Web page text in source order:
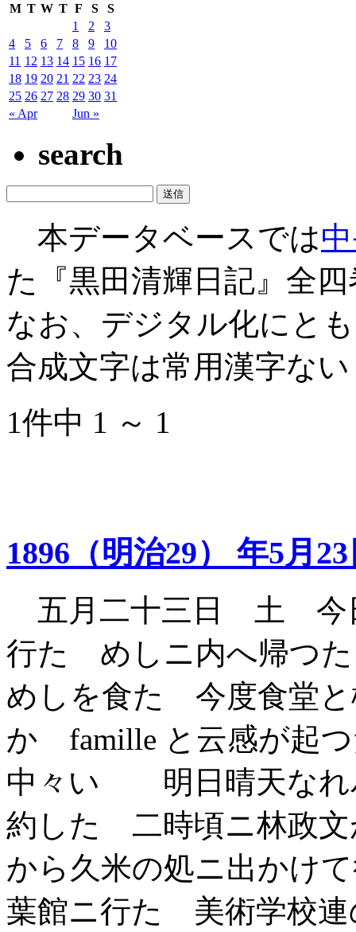
M T W T F S S
« Apr Jun »
1 2
3
4
5 6 7 8 9
10
11 12 13 14 15 16 17
18 19 20 21 22 23 24
25 26 27 28 29 30 31
search
本データベースでは
た『黒田清輝日記』全
なお、デジタル化にと
合成文字は常用漢字な
1件中 1 ～ 1
1896（明治29） 年5月
五月二十三日 土 今
行た めしニ内へ帰つた
めしを食た 今度食堂と
か famille と云感が起
中々いゝ 明日晴天なれ
約した 二時頃ニ林政
から久米の処ニ出かけ
葉館ニ行た 美術学校